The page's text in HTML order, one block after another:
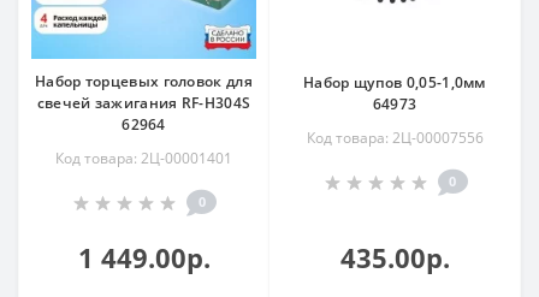
Набор торцевых головок для
свечей зажигания RF-H304S
62964
Код товара: 2Ц-00001401
0
1 449.00р.
Набор щупов 0,05-1,0мм
64973
Код товара: 2Ц-00007556
0
435.00р.